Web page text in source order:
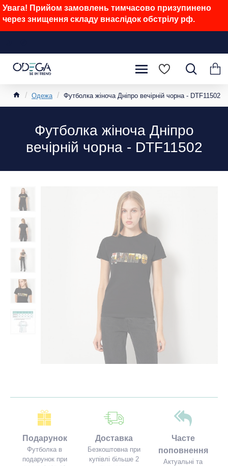
Увага! Прийом замовлень тимчасово призупинено
через знищення складу внаслідок обстрілу рф.
Одежа Футболка жіноча Дніпро вечірній чорна - DTF11502
Футболка жіноча Дніпро
вечірній чорна - DTF11502
Подарунок
Футболка в
подарунок при
Доставка
Безкоштовна при
купівлі більше 2
Часте
поповнення
Актуальні та